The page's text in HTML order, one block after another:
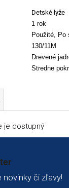
Detské lyže
1 rok
Použité, Po
130/11M
Drevené
Stredne
je dostupný
novinky či zľavy!